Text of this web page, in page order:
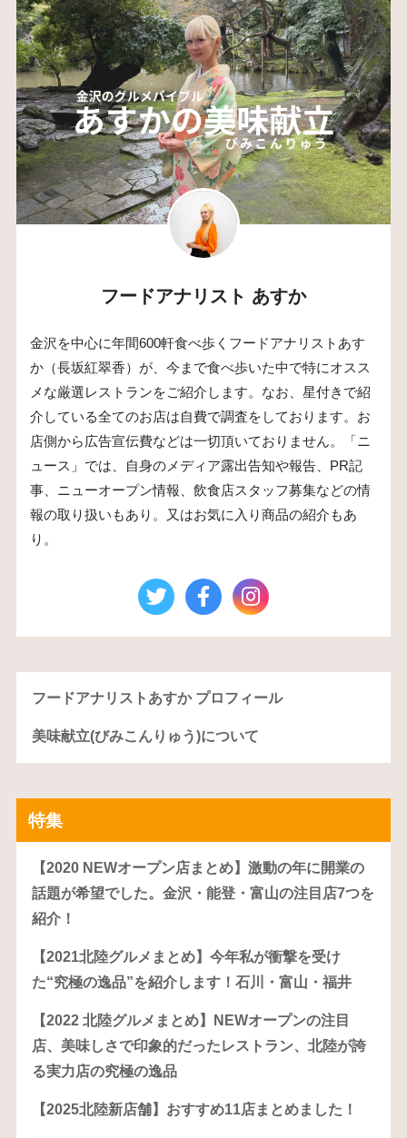
フードアナリスト あすか
金沢を中心に年間600軒食べ歩くフードアナリストあす
か（長坂紅翠香）が、今まで食べ歩いた中で特にオスス
メな厳選レストランをご紹介します。なお、星付きで紹
介している全てのお店は自費で調査をしております。お
店側から広告宣伝費などは一切頂いておりません。「ニ
ュース」では、自身のメディア露出告知や報告、PR記
事、ニューオープン情報、飲食店スタッフ募集などの情
報の取り扱いもあり。又はお気に入り商品の紹介もあ
り。
フードアナリストあすか プロフィール
美味献立(びみこんりゅう)について
特集
【2020 NEWオープン店まとめ】激動の年に開業の
話題が希望でした。金沢・能登・富山の注目店7つを
紹介！
【2021北陸グルメまとめ】今年私が衝撃を受け
た“究極の逸品”を紹介します！石川・富山・福井
【2022 北陸グルメまとめ】NEWオープンの注目
店、美味しさで印象的だったレストラン、北陸が誇
る実力店の究極の逸品
【2025北陸新店舗】おすすめ11店まとめました！